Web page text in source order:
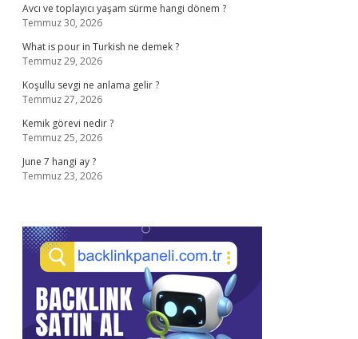
Avcı ve toplayıcı yaşam sürme hangi dönem ?
Temmuz 30, 2026
What is pour in Turkish ne demek ?
Temmuz 29, 2026
Koşullu sevgi ne anlama gelir ?
Temmuz 27, 2026
Kemik görevi nedir ?
Temmuz 25, 2026
June 7 hangi ay ?
Temmuz 23, 2026